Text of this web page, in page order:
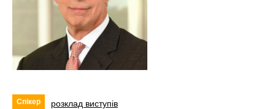
Спікер розклад виступів